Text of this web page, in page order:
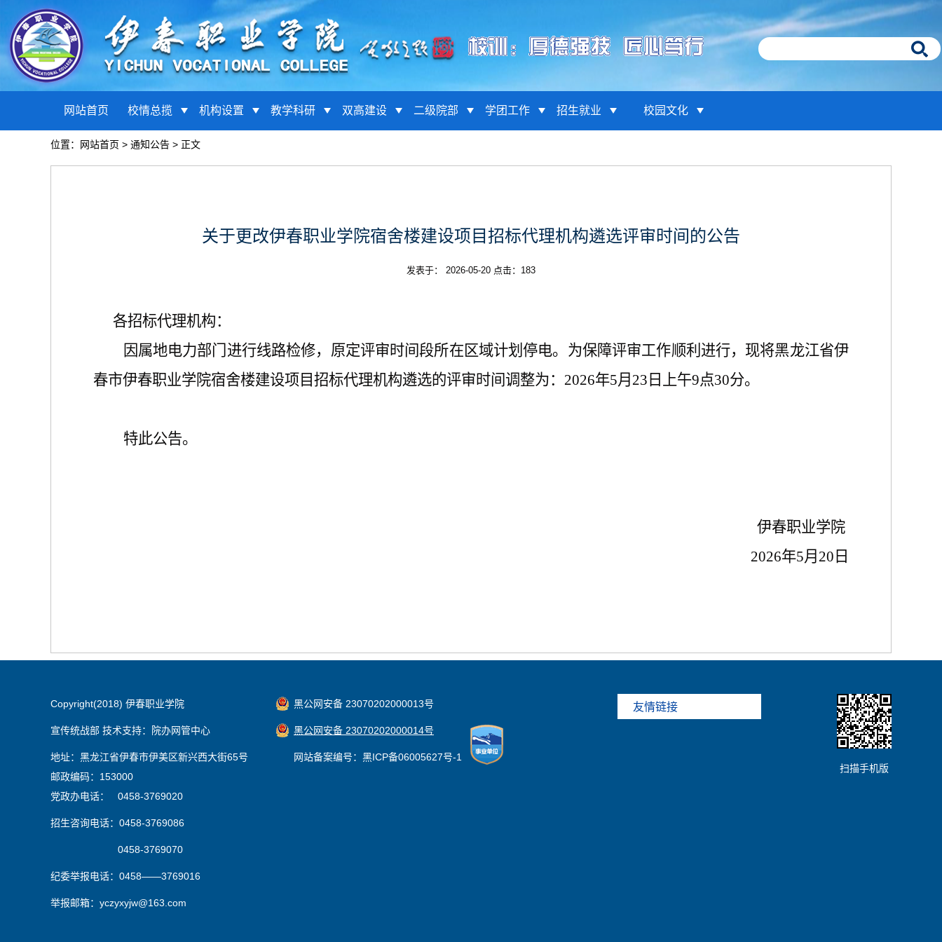
网站首页 校情总揽 机构设置 教学科研 双高建设 二级院部 学团工作 招生就业 校园文化
位置： 网站首页 > 通知公告 > 正文
关于更改伊春职业学院宿舍楼建设项目招标代理机构遴选评审时间的公告
发表于： 2026-05-20 点击： 183
各招标代理机构：
因属地电力部门进行线路检修，原定评审时间段所在区域计划停电。为保障评审工作顺利进行，现将黑龙江省伊
春市伊春职业学院宿舍楼建设项目招标代理机构遴选的评审时间调整为： 2026年5月23日上午9点30分。
特此公告。
伊春职业学院
2026年5月 20 日
Copyright(2018) 伊春职业学院
宣传统战部 技术支持：院办网管中心
地址：黑龙江省伊春市伊美区新兴西大街65号
邮政编码：153000
党政办电话： 0458-3769020
招生咨询电话：0458-3769086
0458-3769070
纪委举报电话：0458——3769016
举报邮箱：yczyxyjw@163.com
黑公网安备 23070202000013号
黑公网安备 23070202000014号
网站备案编号：黑ICP备06005627号-1
友情链接
扫描手机版